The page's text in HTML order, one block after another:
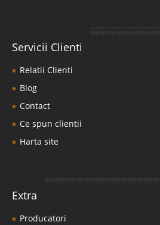
Servicii Clienti
Relatii Clienti
Blog
Contact
Ce spun clientii
Harta site
Extra
Producatori